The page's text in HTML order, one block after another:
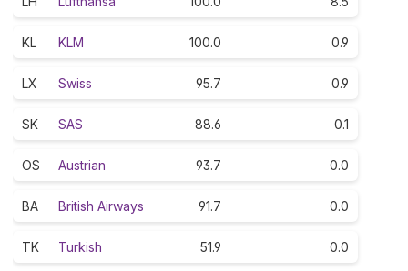
KL KLM 100.0 0.9
LX Swiss 95.7 0.9
SK SAS 88.6 0.1
OS Austrian 93.7 0.0
BA British Airways 91.7 0.0
TK Turkish 51.9 0.0